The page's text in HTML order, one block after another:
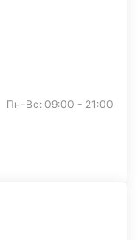
Пн-Вс: 09:00 - 21:00